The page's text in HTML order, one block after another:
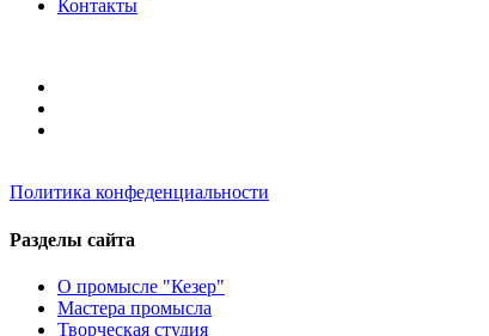
Контакты
Политика конфеденциальности
Разделы сайта
О промысле "Кезер"
Мастера промысла
Творческая студия